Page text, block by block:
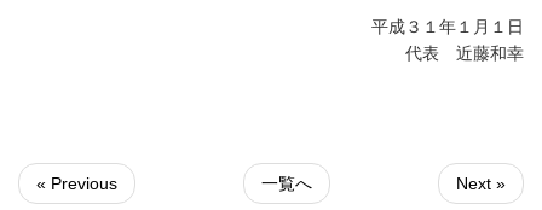
平成３１年１月１日
代表 近藤和幸
« Previous 一覧へ Next »